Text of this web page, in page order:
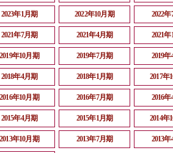
2023年1月期 2022年10月期 2022
2021年7月期 2021年4月期 2021
2019年10月期 2019年7月期 2019
2018年4月期 2018年1月期 2017年
2016年10月期 2016年7月期 2016
2015年4月期 2015年1月期 2014年
2013年10月期 2013年7月期 2013